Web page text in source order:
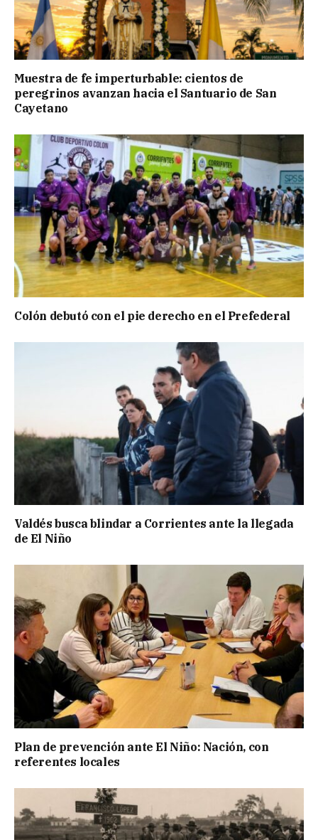
Muestra de fe imperturbable: cientos de
peregrinos avanzan hacia el Santuario de San
Cayetano
Colón debutó con el pie derecho en el Prefederal
Valdés busca blindar a Corrientes ante la llegada
de El Niño
Plan de prevención ante El Niño: Nación, con
referentes locales